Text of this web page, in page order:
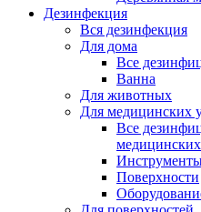
Дезинфекция
Вся дезинфекция
Для дома
Все
Ванна
Для животных
Для медицинских
Все
Поверхности